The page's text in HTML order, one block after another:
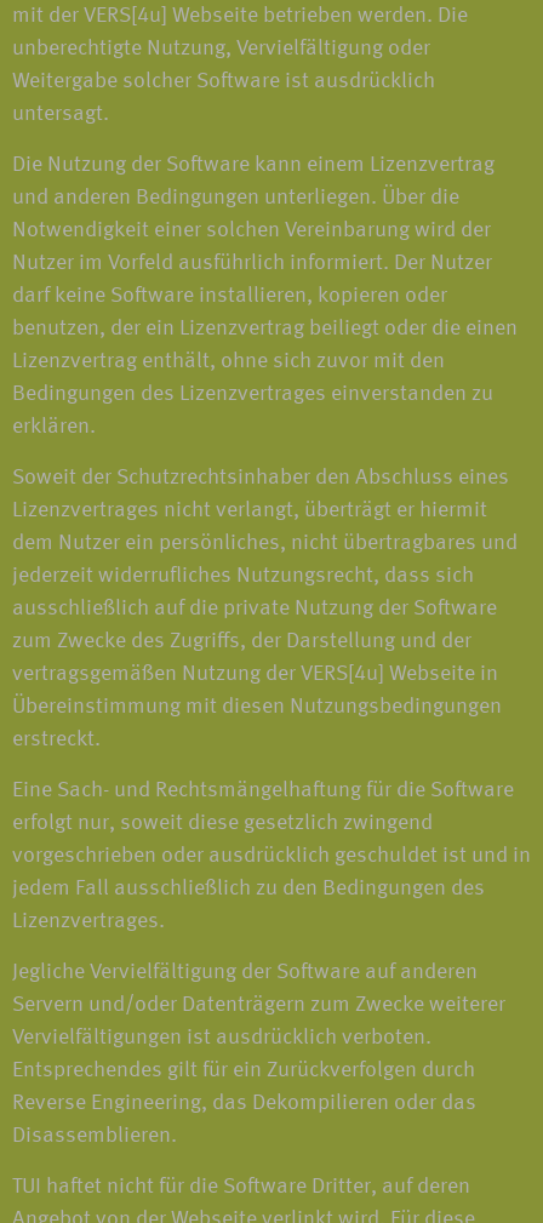
mit der VERS[4u] Webseite betrieben werden. Die
unberechtigte Nutzung, Vervielfältigung oder
Weitergabe solcher Software ist ausdrücklich
untersagt.
Die Nutzung der Software kann einem Lizenzvertrag
und anderen Bedingungen unterliegen. Über die
Notwendigkeit einer solchen Vereinbarung wird der
Nutzer im Vorfeld ausführlich informiert. Der Nutzer
darf keine Software installieren, kopieren oder
benutzen, der ein Lizenzvertrag beiliegt oder die einen
Lizenzvertrag enthält, ohne sich zuvor mit den
Bedingungen des Lizenzvertrages einverstanden zu
erklären.
Soweit der Schutzrechtsinhaber den Abschluss eines
Lizenzvertrages nicht verlangt, überträgt er hiermit
dem Nutzer ein persönliches, nicht übertragbares und
jederzeit widerrufliches Nutzungsrecht, dass sich
ausschließlich auf die private Nutzung der Software
zum Zwecke des Zugriffs, der Darstellung und der
vertragsgemäßen Nutzung der VERS[4u] Webseite in
Übereinstimmung mit diesen Nutzungsbedingungen
erstreckt.
Eine Sach- und Rechtsmängelhaftung für die Software
erfolgt nur, soweit diese gesetzlich zwingend
vorgeschrieben oder ausdrücklich geschuldet ist und in
jedem Fall ausschließlich zu den Bedingungen des
Lizenzvertrages.
Jegliche Vervielfältigung der Software auf anderen
Servern und/oder Datenträgern zum Zwecke weiterer
Vervielfältigungen ist ausdrücklich verboten.
Entsprechendes gilt für ein Zurückverfolgen durch
Reverse Engineering, das Dekompilieren oder das
Disassemblieren.
TUI haftet nicht für die Software Dritter, auf deren